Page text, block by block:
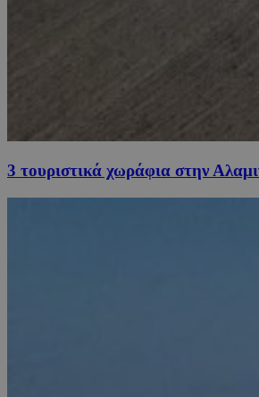
3 τουριστικά χωράφια στην